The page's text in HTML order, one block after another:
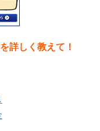
詳しく教えて！